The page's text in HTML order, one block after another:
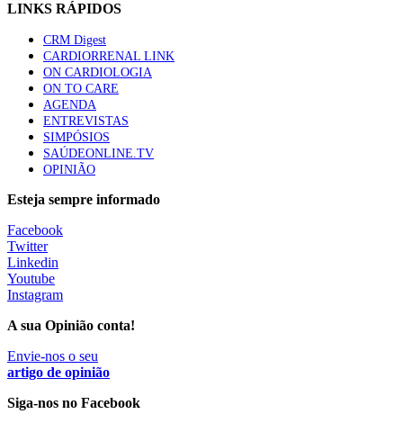
apresentavam níveis elevados de Lp(a), revela estudo
Trodelvy aprovado para primeira linha no cancro da
mama triplo negativo metastático em doentes não
elegíveis para inibidores PD-(L)1
61 visualizações
Enfermeiros exigem esclarecimentos sobre eventual gestão
privada da ULS do Algarve
7 Ago, 2026
Assembly
LINKS RÁPIDOS
CRM Digest
CARDIORRENAL LINK
ON CARDIOLOGIA
ON TO CARE
AGENDA
ENTREVISTAS
SIMPÓSIOS
SAÚDEONLINE.TV
OPINIÃO
Esteja sempre informado
Facebook
Twitter
Linkedin
Youtube
Instagram
A sua Opinião conta!
Envie-nos o seu
artigo de opinião
Siga-nos no Facebook